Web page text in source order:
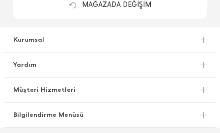
MAĞAZADA DEĞİŞİM
Kurumsal
Yardım
Müşteri Hizmetleri
Bilgilendirme Menüsü